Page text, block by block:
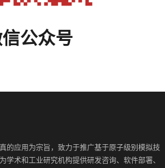
公众号
的应用为宗旨，致力于推广基于原子级别模拟技
学术和工业研究机构提供研发咨询、软件部署、